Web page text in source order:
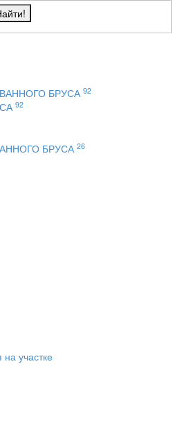
БРУСА92
92
БРУСА26
участке